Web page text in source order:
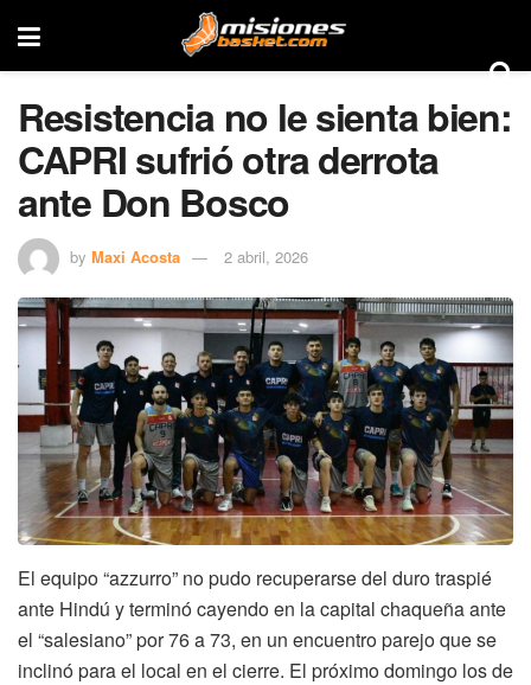
Resistencia no le sienta bien:
CAPRI sufrió otra derrota
ante Don Bosco
by Maxi Acosta 2 abril, 2026
El equipo “azzurro” no pudo recuperarse del duro traspié
ante Hindú y terminó cayendo en la capital chaqueña ante
el “salesiano” por 76 a 73, en un encuentro parejo que se
inclinó para el local en el cierre. El próximo domingo los de